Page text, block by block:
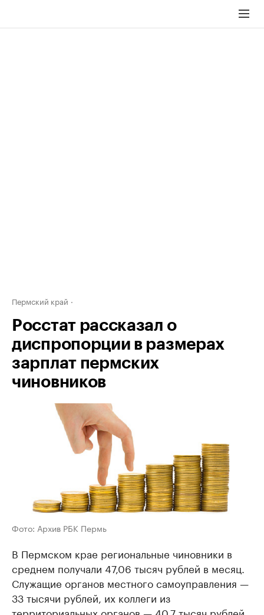
Пермский край
Росстат рассказал о
диспропорции в размерах
зарплат пермских
чиновников
Фото: Архив РБК Пермь
В Пермском крае региональные чиновники в
среднем получали 47,06 тысяч рублей в месяц.
Служащие органов местного самоуправления —
33 тысячи рублей, их коллеги из